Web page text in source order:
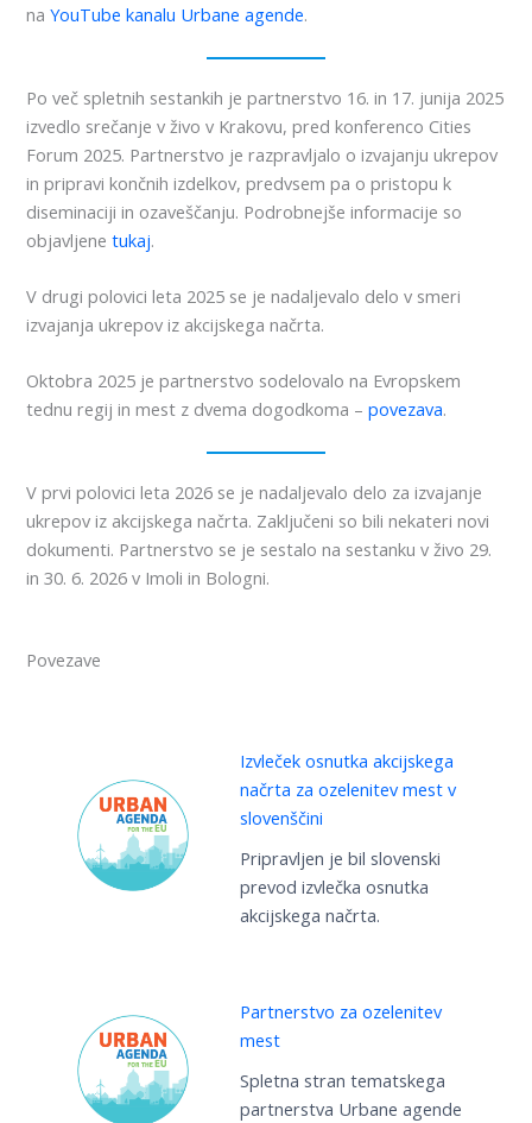
naYouTube kanalu Urbane agende.
Po več spletnih sestankih je partnerstvo 16. in 17. junija 2025
izvedlo srečanje v živo v Krakovu, pred konferenco Cities
Forum 2025. Partnerstvo je razpravljalo o izvajanju ukrepov
in pripravi končnih izdelkov, predvsem pa o pristopu k
diseminaciji in ozaveščanju. Podrobnejše informacije so
objavljenetukaj.
V drugi polovici leta 2025 se je nadaljevalo delo v smeri
izvajanja ukrepov iz akcijskega načrta.
Oktobra 2025 je partnerstvo sodelovalo na Evropskem
tednu regij in mest z dvema dogodkoma –povezava.
V prvi polovici leta 2026 se je nadaljevalo delo za izvajanje
ukrepov iz akcijskega načrta. Zaključeni so bili nekateri novi
dokumenti. Partnerstvo se je sestalo na sestanku v živo 29.
in 30. 6. 2026 v Imoli in Bologni.
Povezave
Izvleček osnutka akcijskega
načrta za ozelenitev mest v
slovenščini
Pripravljen je bil slovenski
prevod izvlečka osnutka
akcijskega načrta.
Partnerstvo za ozelenitev
mest
Spletna stran tematskega
partnerstva Urbane agende